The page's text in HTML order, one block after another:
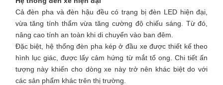
Cả đèn pha và đèn hậu đều có trạng bị đèn LED hiện đại,
vừa tăng tính thẩm vừa tăng cường độ chiếu sáng. Từ đó,
nâng cao tính an toàn khi di chuyển vào ban đêm.
Đặc biệt, hệ thống đèn pha kép ở đầu xe được thiết kế theo
hình lục giác, được lấy cảm hứng từ mắt tổ ong. Chi tiết ấn
tượng này khiến cho dòng xe này trở nên khác biệt do với
các sản phẩm khác trên thị trường.